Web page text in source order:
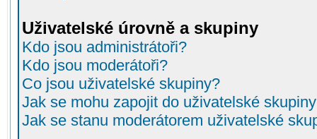
Uživatelské úrovně a skupiny
Kdo jsou administrátoři?
Kdo jsou moderátoři?
Co jsou uživatelské skupiny?
Jak se mohu zapojit do uživatelské
Jak se stanu moderátorem uživatelské